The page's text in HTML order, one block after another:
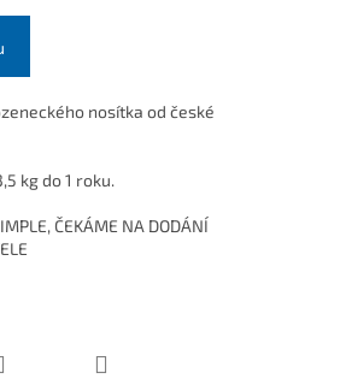
nosítka od české
kg do 1 roku.
ČEKÁME NA DODÁNÍ